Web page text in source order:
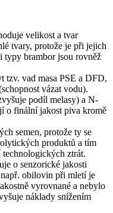
velikost a tvar
tvary, protože je při jejich
typy brambor jsou rovněž
tzv. vad masa PSE a DFD,
vázat vodu).
podíl melasy) a N-
o finální jakost piva kromě
semen, protože ty se
produktů a tím
ztrát.
o senzorické jakosti
obilovin při mletí je
vyrovnané a nebylo
náklady snížením